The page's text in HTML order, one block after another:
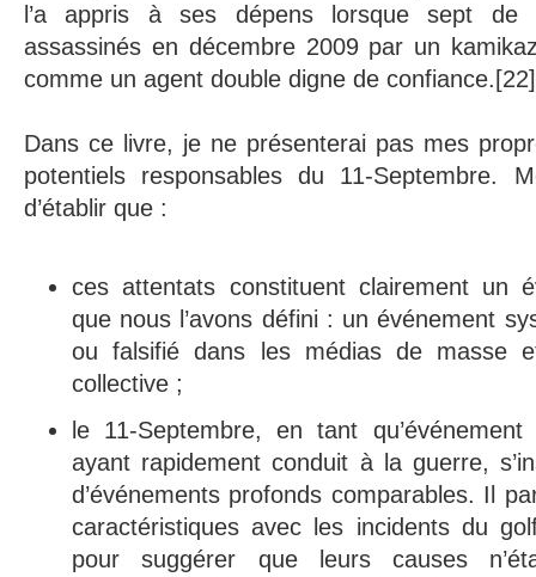
l’a appris à ses dépens lorsque sept de
assassinés en décembre 2009 par un
comme un agent double digne de confiance.[22]
Dans ce livre, je ne présenterai pas mes
potentiels responsables du 11-Septembre.
d’établir que :
ces attentats constituent clairement un
que nous l’avons défini : un événement
ou falsifié dans les médias de masse
collective ;
le 11-Septembre, en tant
ayant rapidement conduit à la guerre,
d’événements profonds comparables. Il
caractéristiques avec les incidents du
pour suggérer que leurs causes